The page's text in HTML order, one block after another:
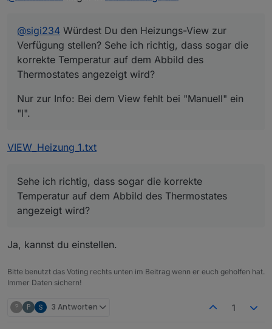
nicht installiert
• Datenpunkt nicht gesetzt oder falsch
• Bindings werden erst in der Runtime sichtbar
• Z-Index verstellt
• Leerzeichen/Sonderzeichen im View/Projekt Name
• Skripte nicht installiert
• Häufig hilft ein Neustart des Systems
• Einen Browser refresh machen
VIEW IT
VIEW_IT_sigi234.txt
@sigi234 Würdest Du den Heizungs-View zur
Verfügung stellen? Sehe ich richtig, dass sogar die
korrekte Temperatur auf dem Abbild des
Thermostates angezeigt wird?
Nur zur Info: Bei dem View fehlt bei "Manuell" ein
"l".
VIEW_Heizung_1.txt
Sehe ich richtig, dass sogar die korrekte
Temperatur auf dem Abbild des Thermostates
angezeigt wird?
Ja, kannst du einstellen.
Bitte benutzt das Voting rechts unten im Beitrag wenn er euch geholfen hat.
Immer Daten sichern!
? P 3 Antworten 1